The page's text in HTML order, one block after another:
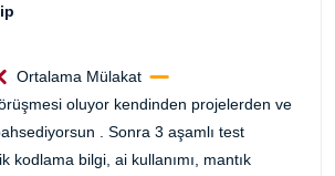
Ortalama Mülakat
oluyor kendinden projelerden ve
. Sonra 3 aşamlı test
kodlama bilgi, ai kullanımı, mantık